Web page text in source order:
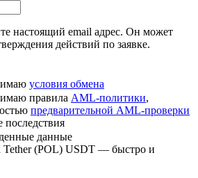
настоящий email адрес. Он может
действий по заявке.
условия обмена
правила AML-политики,
предварительной AML-проверки
данные
(POL) USDT — быстро и